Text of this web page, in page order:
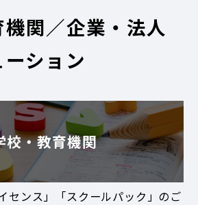
関／企業・法人
ション
校・教育機関
センス」「スクールパック」のご